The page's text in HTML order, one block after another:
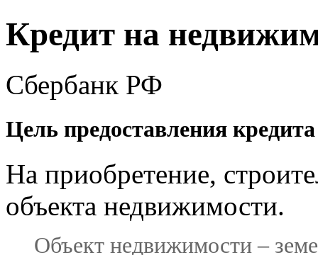
Кредит на
Сбербанк РФ
Цель предоставления кредита
На приобретение,
объекта недвижимости.
Объект недвижимости –